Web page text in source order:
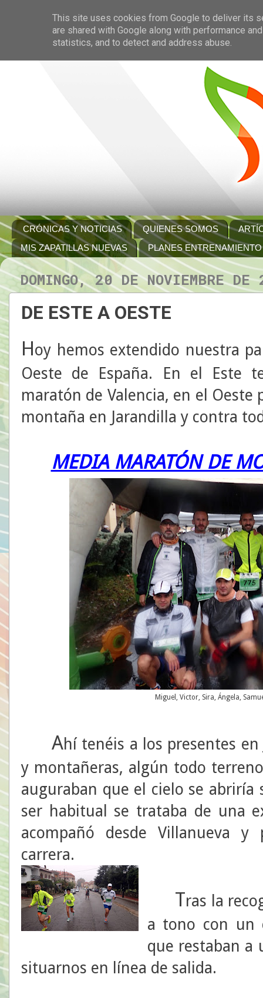
CRÓNICAS Y NOTICIAS QUIENES SOMOS
MIS ZAPATILLAS NUEVAS
PLANES ENTRENAMIENTO
DOMINGO, 20 DE NOVIEMBRE DE
DE ESTE A OESTE
Hoy hemos extendido nuestra
Oeste de España. En el Este
maratón de Valencia, en el
montaña en Jarandilla y contra
MEDIA MARATÓN DE
Miguel, Victor, Sira, Ángela,
Ahí tenéis a los presentes
y montañeras, algún todo
auguraban que el cielo se abriría
ser habitual se trataba de una
acompañó desde Villanueva
carrera.
Tras la
a tono con un
que restaban a
situarnos en línea de salida.
This site uses cookies from Google to deliver its
are shared with Google along with performance
statistics, and to detect and address abuse.